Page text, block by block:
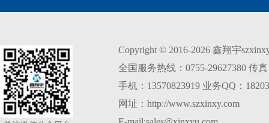
Copyright © 2016-2026 鑫翔宇
全国服务热线：0755-29627380 传
手机：13570823919 业务QQ：
网址：http://www.szxinxy.com